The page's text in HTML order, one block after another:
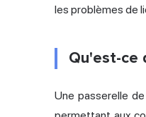
les problèmes de
Qu'est-ce
Une passerelle de